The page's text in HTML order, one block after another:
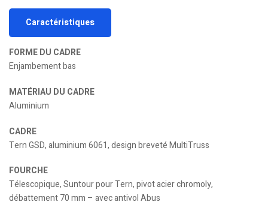
Caractéristiques
FORME DU CADRE
Enjambement bas
MATÉRIAU DU CADRE
Aluminium
CADRE
Tern GSD, aluminium 6061, design breveté MultiTruss
FOURCHE
Télescopique, Suntour pour Tern, pivot acier chromoly,
débattement 70 mm – avec antivol Abus